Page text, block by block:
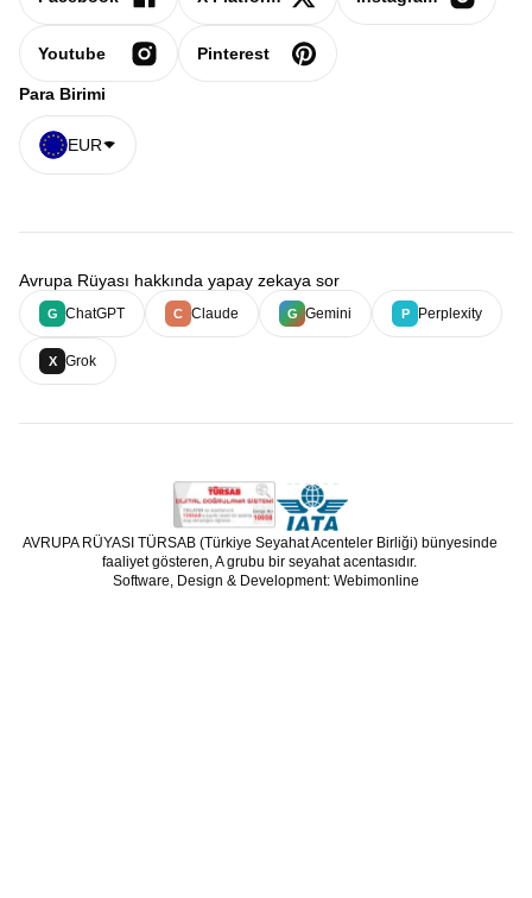
Youtube Pinterest
Para Birimi
EUR
Avrupa Rüyası hakkında yapay zekaya sor
G ChatGPT C Claude G Gemini P Perplexity
X Grok
AVRUPA RÜYASI TÜRSAB (Türkiye Seyahat Acenteler Birliği) bünyesinde
faaliyet gösteren, A grubu bir seyahat acentasıdır.
Software, Design & Development: Webimonline